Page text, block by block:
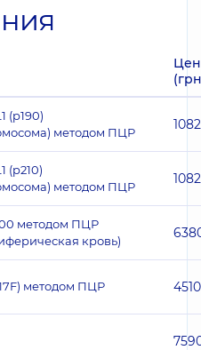
(p190)
методом ПЦР
(p210)
методом ПЦР
методом ПЦР
кровь)
методом ПЦР 4510